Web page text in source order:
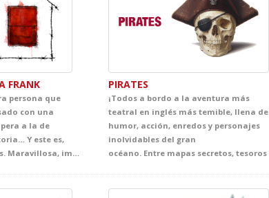
FRANK
persona que
con una
a la de
Y este es,
sin duda, uno de ellos. Maravillosa, impactante y cautivadora, esta adaptación transmite un poderoso mensaje de esperanza que atrapa al público desde el primer instante. Llena de ternura, emoción y sensibilidad, ofrece al alumnado una oportunidad única para adentrarse en la mirada de Anna, una joven vital, inteligente y curiosa, y acercarse, desde la experiencia teatral, a uno de los episodios más sobrecogedores de la historia contemporánea.
PIRATES
¡Todos a bordo a la aventura más
teatral en inglés más temible, llena de
humor, acción, enredos y personajes
inolvidables del gran